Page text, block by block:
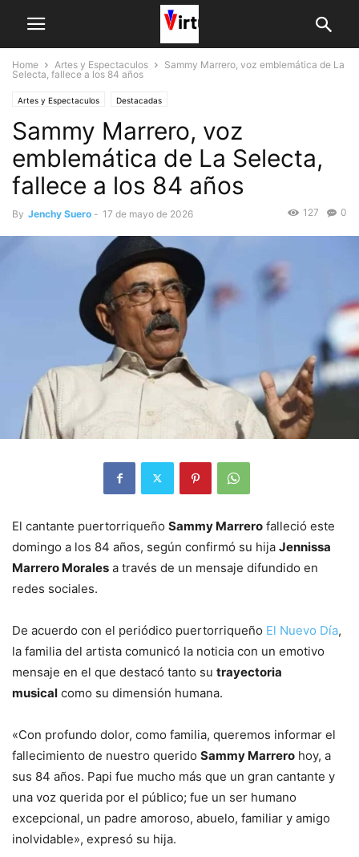
Home Artes y Espectaculos
Sammy Marrero, voz emblemática de La
Selecta, fallece a los 84 años
Artes y Espectaculos Destacadas
Sammy Marrero, voz
emblemática de La Selecta,
fallece a los 84 años
By Jenchy Suero - 17 de mayo de 2026 0
127
El cantante puertorriqueño Sammy Marrero falleció este
domingo a los 84 años, según confirmó su hija Jennissa
Marrero Morales a través de un mensaje difundido en
redes sociales.
De acuerdo con el periódico puertorriqueño El Nuevo Día,
la familia del artista comunicó la noticia con un emotivo
mensaje en el que destacó tanto su trayectoria
musical como su dimensión humana.
«Con profundo dolor, como familia, queremos informar el
fallecimiento de nuestro querido Sammy Marrero hoy, a
sus 84 años. Papi fue mucho más que un gran cantante y
una voz querida por el público; fue un ser humano
excepcional, un padre amoroso, abuelo, familiar y amigo
inolvidable», expresó su hija.